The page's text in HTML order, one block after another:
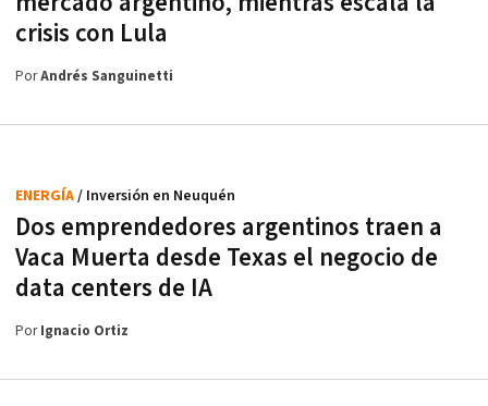
crisis con Lula
PorAndrés Sanguinetti
Dos emprendedores argentinos traen a
Vaca Muerta desde Texas el negocio de
data centers de IA
ENERGÍA/ Inversión en Neuquén
PorIgnacio Ortiz